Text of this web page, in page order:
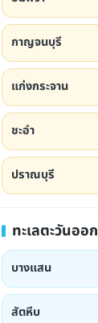
กาญจนบุรี
แก่งกระจาน
ชะอำ
ปราณบุรี
ทะเลตะวันออก
บางแสน
สัตหีบ